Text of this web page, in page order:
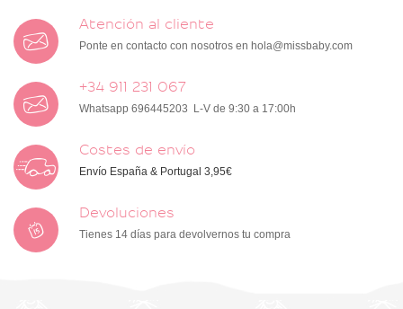
Atención al cliente
Ponte en contacto con nosotros en hola@missbaby.com
+34 911 231 067
Whatsapp 696445203 L-V de 9:30 a 17:00h
Costes de envío
Envío España & Portugal 3,95€
Devoluciones
Tienes 14 días para devolvernos tu compra